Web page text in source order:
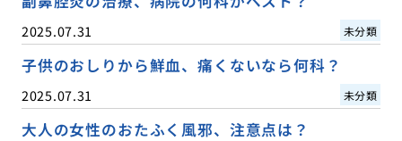
2025.07.31 未分類
子供のおしりから鮮血、痛くないなら何科？
2025.07.31 未分類
大人の女性のおたふく風邪、注意点は？